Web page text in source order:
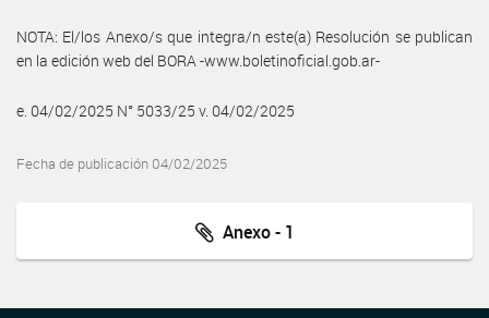
NOTA: El/los Anexo/s que integra/n este(a) Resolución se publican
en la edición web del BORA -www.boletinoficial.gob.ar-
e. 04/02/2025 N° 5033/25 v. 04/02/2025
Fecha de publicación 04/02/2025
Anexo - 1